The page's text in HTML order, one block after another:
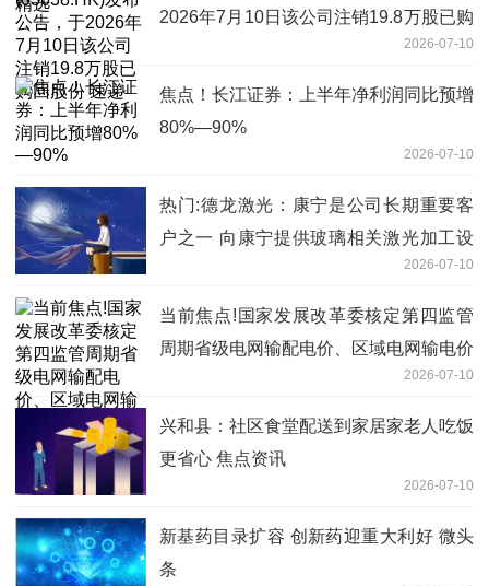
2026年7月10日该公司注销19.8万股已购
2026-07-10
焦点！长江证券：上半年净利润同比预增
80%—90%
2026-07-10
热门:德龙激光：康宁是公司长期重要客
户之一 向康宁提供玻璃相关激光加工设
2026-07-10
当前焦点!国家发展改革委核定第四监管
周期省级电网输配电价、区域电网输电价
2026-07-10
兴和县：社区食堂配送到家居家老人吃饭
更省心 焦点资讯
2026-07-10
新基药目录扩容 创新药迎重大利好 微头
条